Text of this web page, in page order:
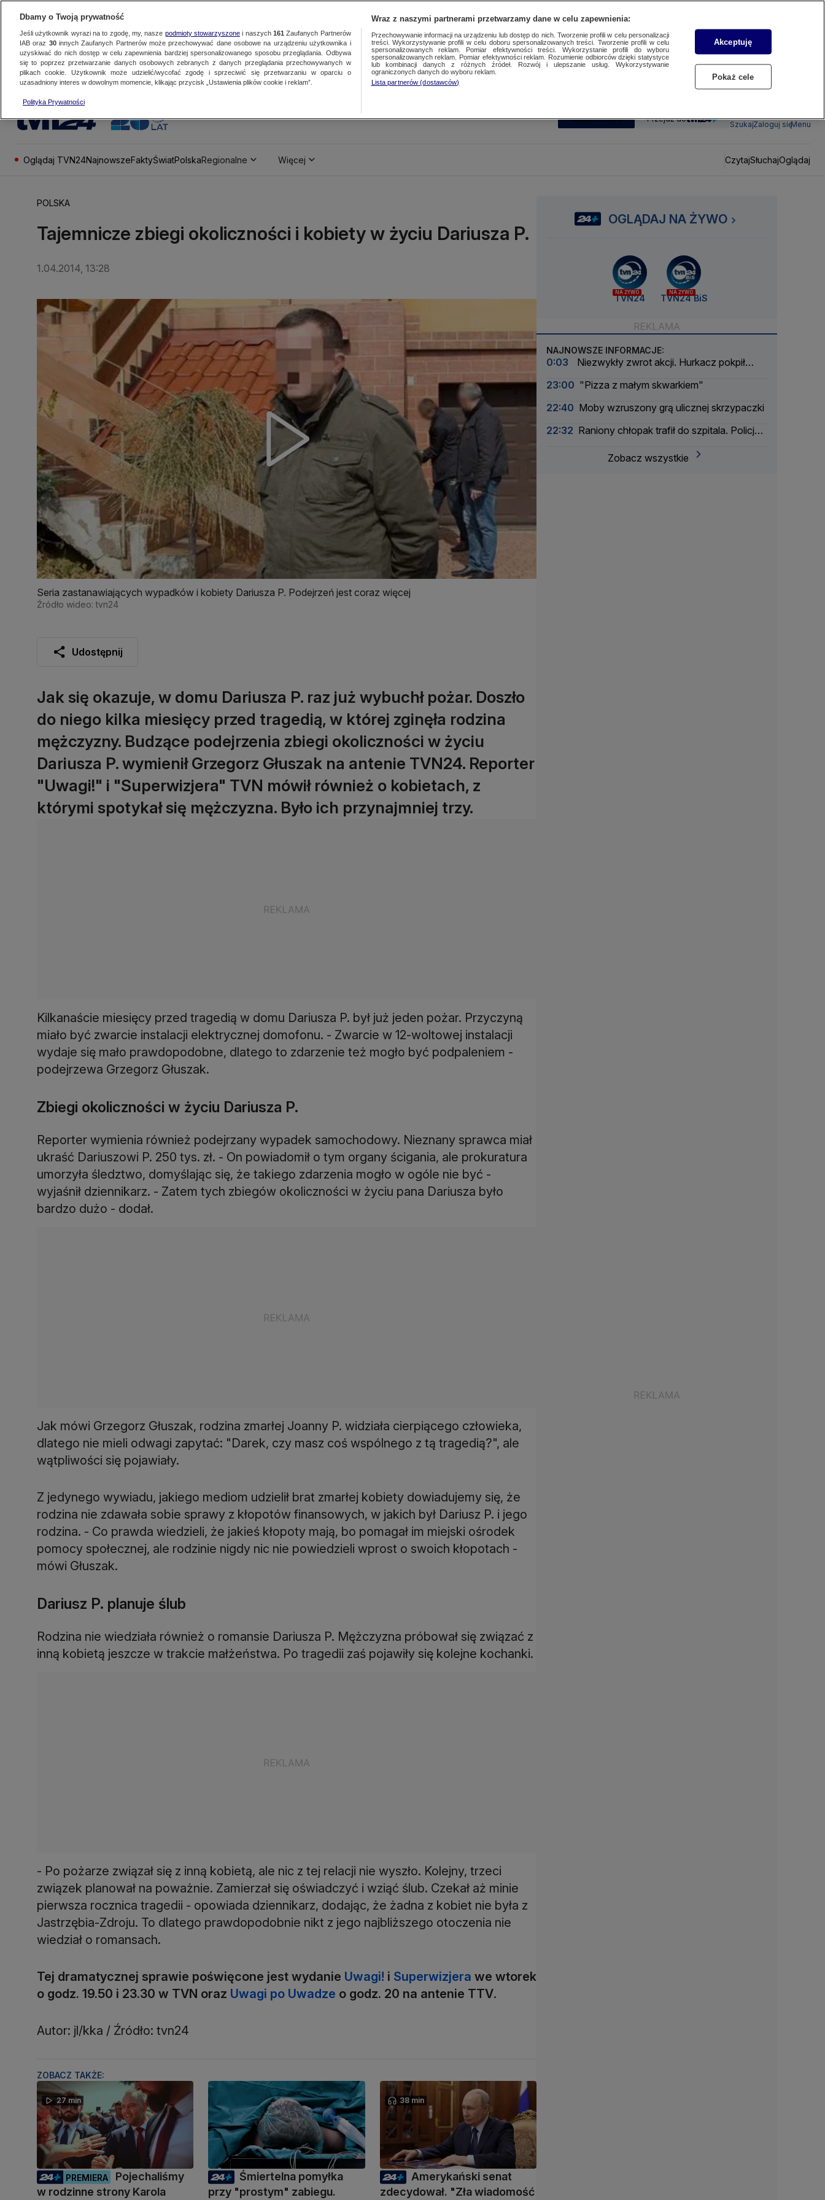
SUBSKRYBUJ Przejdź do
SzukajZaloguj sięMenu
Oglądaj TVN24NajnowszeFaktyŚwiatPolskaRegionalne Więcej CzytajSłuchajOglądaj
POLSKA
Tajemnicze zbiegi okoliczności i kobiety w życiu Dariusza P.
1.04.2014, 13:28
Seria zastanawiających wypadków i kobiety Dariusza P. Podejrzeń jest coraz więcej
Źródło wideo: tvn24
Udostępnij
Jak się okazuje, w domu Dariusza P. raz już wybuchł pożar. Doszło
do niego kilka miesięcy przed tragedią, w której zginęła rodzina
mężczyzny. Budzące podejrzenia zbiegi okoliczności w życiu
Dariusza P. wymienił Grzegorz Głuszak na antenie TVN24. Reporter
"Uwagi!" i "Superwizjera" TVN mówił również o kobietach, z
którymi spotykał się mężczyzna. Było ich przynajmniej trzy.
Kilkanaście miesięcy przed tragedią w domu Dariusza P. był już jeden pożar. Przyczyną
miało być zwarcie instalacji elektrycznej domofonu. - Zwarcie w 12-woltowej instalacji
wydaje się mało prawdopodobne, dlatego to zdarzenie też mogło być podpaleniem -
podejrzewa Grzegorz Głuszak.
Zbiegi okoliczności w życiu Dariusza P.
Reporter wymienia również podejrzany wypadek samochodowy. Nieznany sprawca miał
ukraść Dariuszowi P. 250 tys. zł. - On powiadomił o tym organy ścigania, ale prokuratura
umorzyła śledztwo, domyślając się, że takiego zdarzenia mogło w ogóle nie być -
wyjaśnił dziennikarz. - Zatem tych zbiegów okoliczności w życiu pana Dariusza było
bardzo dużo - dodał.
Jak mówi Grzegorz Głuszak, rodzina zmarłej Joanny P. widziała cierpiącego człowieka,
dlatego nie mieli odwagi zapytać: "Darek, czy masz coś wspólnego z tą tragedią?", ale
wątpliwości się pojawiały.
Z jedynego wywiadu, jakiego mediom udzielił brat zmarłej kobiety dowiadujemy się, że
rodzina nie zdawała sobie sprawy z kłopotów finansowych, w jakich był Dariusz P. i jego
rodzina. - Co prawda wiedzieli, że jakieś kłopoty mają, bo pomagał im miejski ośrodek
pomocy społecznej, ale rodzinie nigdy nic nie powiedzieli wprost o swoich kłopotach -
mówi Głuszak.
Dariusz P. planuje ślub
Rodzina nie wiedziała również o romansie Dariusza P. Mężczyzna próbował się związać z
inną kobietą jeszcze w trakcie małżeństwa. Po tragedii zaś pojawiły się kolejne kochanki.
- Po pożarze związał się z inną kobietą, ale nic z tej relacji nie wyszło. Kolejny, trzeci
związek planował na poważnie. Zamierzał się oświadczyć i wziąć ślub. Czekał aż minie
pierwsza rocznica tragedii - opowiada dziennikarz, dodając, że żadna z kobiet nie była z
Jastrzębia-Zdroju. To dlatego prawdopodobnie nikt z jego najbliższego otoczenia nie
wiedział o romansach.
Tej dramatycznej sprawie poświęcone jest wydanie Uwagi! i Superwizjera we wtorek
o godz. 19.50 i 23.30 w TVN oraz Uwagi po Uwadze o godz. 20 na antenie TTV.
Autor: jl/kka / Źródło: tvn24
ZOBACZ TAKŻE:
27 min
PREMIERA
Pojechaliśmy
w rodzinne strony Karola
Śmiertelna pomyłka
przy "prostym" zabiegu.
38 min
Amerykański senat
zdecydował. "Zła wiadomość
OGLĄDAJ NA ŻYWO
NA ŻYWO
TVN24
NA ŻYWO
TVN24 BiS
NAJNOWSZE INFORMACJE:
0:03
Niezwykły zwrot akcji. Hurkacz pokpił
23:00 "Pizza z małym skwarkiem"
22:40 Moby wzruszony grą ulicznej skrzypaczki
22:32 Raniony chłopak trafił do szpitala. Policja
Zobacz wszystkie
Dbamy o Twoją prywatność
Jeśli użytkownik wyrazi na to zgodę, my, nasze podmioty stowarzyszonei naszych 161 Zaufanych Partnerów
IAB oraz 30innych Zaufanych Partnerów może przechowywać dane osobowe na urządzeniu użytkownika i
uzyskiwać do nich dostęp w celu zapewnienia bardziej spersonalizowanego sposobu przeglądania. Odbywa
się to poprzez przetwarzanie danych osobowych zebranych z danych przeglądania przechowywanych w
plikach cookie. Użytkownik może udzielić/wycofać zgodę i sprzeciwić się przetwarzaniu w oparciu o
uzasadniony interes w dowolnym momencie, klikając przycisk „Ustawienia plików cookie i reklam”.
Polityka Prywatności
Wraz z naszymi partnerami przetwarzamy dane w celu zapewnienia:
Przechowywanie informacji na urządzeniu lub dostęp do nich. Tworzenie profili w celu personalizacji
treści. Wykorzystywanie profili w celu doboru spersonalizowanych treści. Tworzenie profili w celu
spersonalizowanych reklam. Pomiar efektywności treści. Wykorzystanie profili do wyboru
spersonalizowanych reklam. Pomiar efektywności reklam. Rozumienie odbiorców dzięki statystyce
lub kombinacji danych z różnych źródeł. Rozwój i ulepszanie usług. Wykorzystywanie
ograniczonych danych do wyboru reklam.
Lista partnerów (dostawców)
Akceptuję
Pokaż cele